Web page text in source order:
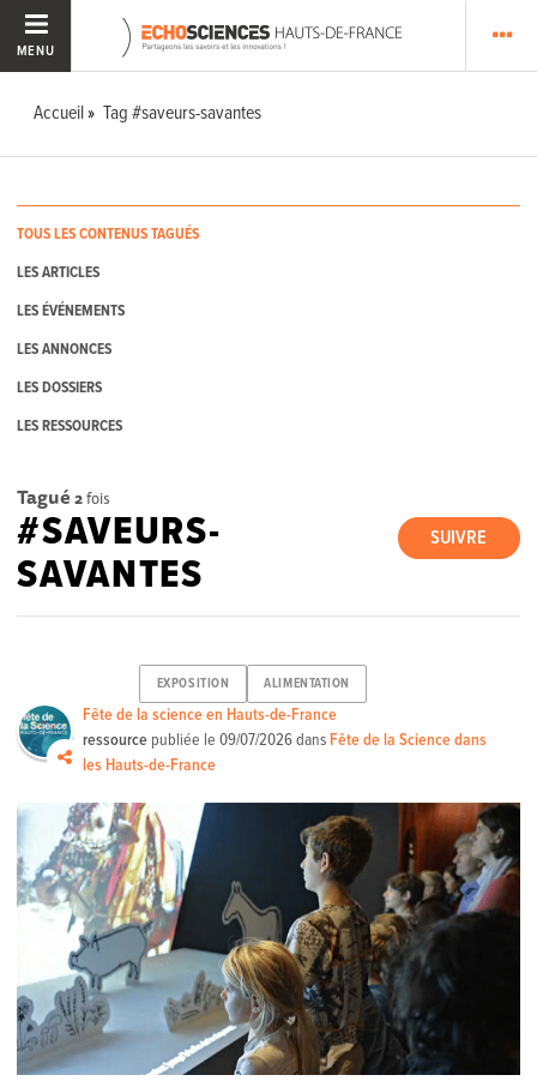
MENU
Accueil Tag #saveurs-savantes
TOUS LES CONTENUS TAGUÉS
LES ARTICLES
LES ÉVÉNEMENTS
LES ANNONCES
LES DOSSIERS
LES RESSOURCES
Tagué 2fois
SUIVRE
#SAVEURS-
SAVANTES
EXPOSITION ALIMENTATION
Fête de la science en Hauts-de-France
ressource publiée le09/07/2026dans Fête de la Science dans
les Hauts-de-France